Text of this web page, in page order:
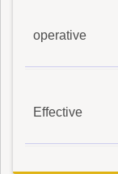
operative
Effective